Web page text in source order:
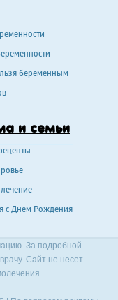
беременным
и семьи
с Днем Рождения
За подробной
Сайт не несет